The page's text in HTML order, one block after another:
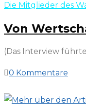
Die Mitglieder des
Von
(Das Interview
0 Kommentare